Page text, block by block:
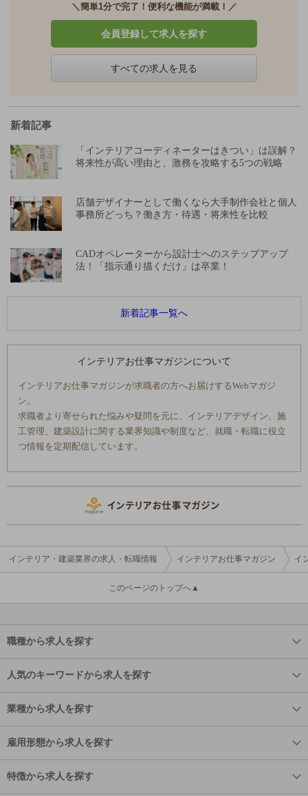
＼簡単1分で完了！便利な機能が満載！／
会員登録して求人を探す
すべての求人を見る
新着記事
「インテリアコーディネーターはきつい」は誤解？
将来性が高い理由と、激務を攻略する5つの戦略
店舗デザイナーとして働くなら大手制作会社と個人
事務所どっち？働き方・待遇・将来性を比較
CADオペレーターから設計士へのステップアップ
法！「指示通り描くだけ」は卒業！
新着記事一覧へ
インテリアお仕事マガジンについて
インテリアお仕事マガジンが求職者の方へお届けするWebマガジ
ン。
求職者より寄せられた悩みや疑問を元に、インテリアデザイン、施
工管理、建築設計に関する業界知識や制度など、就職・転職に役立
つ情報を定期配信しています。
インテリア・建築業界の求人・転職情報 インテリアお仕事マガジン イ
このページのトップへ▲
職種から求人を探す
人気のキーワードから求人を探す
業種から求人を探す
雇用形態から求人を探す
特徴から求人を探す